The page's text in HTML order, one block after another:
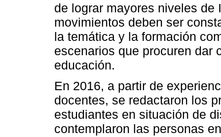
de lograr mayores niveles de
movimientos deben ser
la temática y la formación
escenarios que procuren dar
educación.
En 2016, a partir de
docentes, se redactaron los
estudiantes en situación de
contemplaron las personas